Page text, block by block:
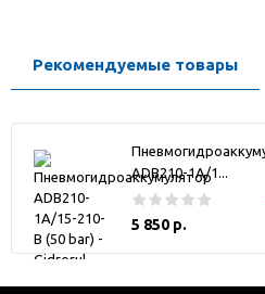
Рекомендуемые товары
ADB210-1A/1...
5 850 р.